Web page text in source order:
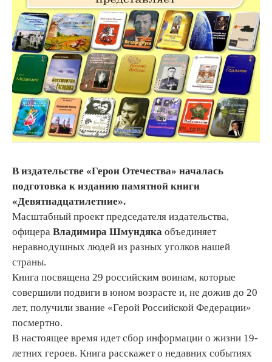
В издательстве «Герои Отечества» началась
подготовка к изданию памятной книги
«Девятнадцатилетние».
Масштабный проект председателя издательства,
офицера Владимира Шмундяка объединяет
неравнодушных людей из разных уголков нашей
страны.
Книга посвящена 29 российским воинам, которые
совершили подвиги в юном возрасте и, не дожив до 20
лет, получили звание «Герой Российской Федерации»
посмертно.
В настоящее время идет сбор информации о жизни 19-
летних героев. Книга расскажет о недавних событиях